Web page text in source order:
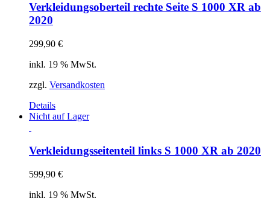
Verkleidungsoberteil rechte Seite S 1000 XR ab
2020
299,90 €
inkl. 19 % MwSt.
zzgl. Versandkosten
Details
Nicht auf Lager
Verkleidungsseitenteil links S 1000 XR ab 2020
599,90 €
inkl. 19 % MwSt.